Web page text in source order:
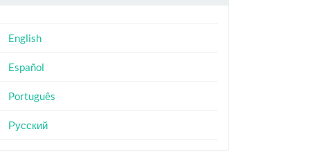
English
Español
Português
Русский